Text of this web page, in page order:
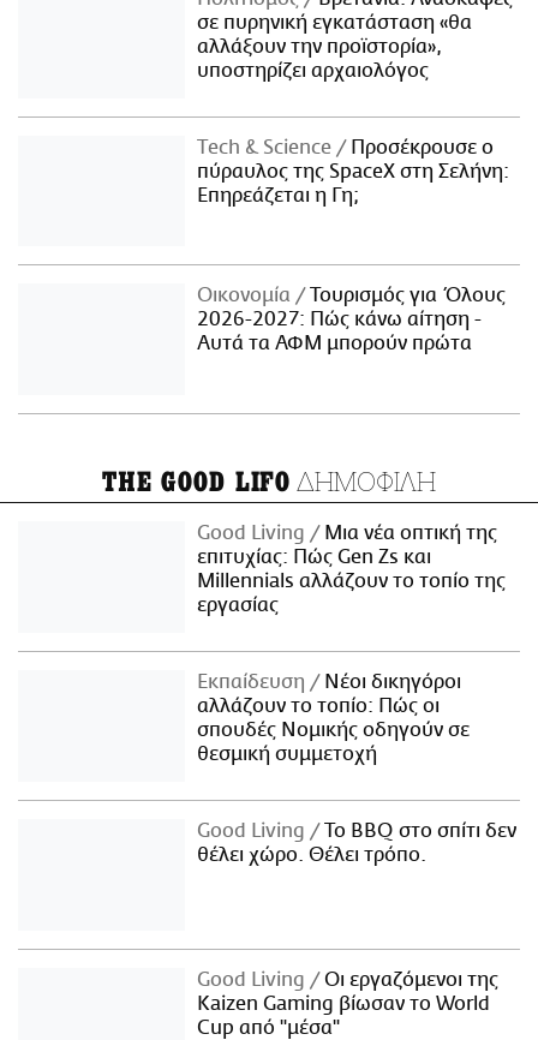
σε πυρηνική εγκατάσταση «θα
αλλάξουν την προϊστορία»,
υποστηρίζει αρχαιολόγος
Τech & Science
Προσέκρουσε ο
πύραυλος της SpaceX στη Σελήνη:
Επηρεάζεται η Γη;
Οικονομία
Τουρισμός για Όλους
2026-2027: Πώς κάνω αίτηση -
Αυτά τα ΑΦΜ μπορούν πρώτα
THE GOOD LIFO ΔΗΜΟΦΙΛΗ
Good Living
Μια νέα οπτική της
επιτυχίας: Πώς Gen Zs και
Millennials αλλάζουν το τοπίο της
εργασίας
Εκπαίδευση
Νέοι δικηγόροι
αλλάζουν το τοπίο: Πώς οι
σπουδές Νομικής οδηγούν σε
θεσμική συμμετοχή
Good Living
Το BBQ στο σπίτι δεν
θέλει χώρο. Θέλει τρόπο.
Good Living
Οι εργαζόμενοι της
Kaizen Gaming βίωσαν το World
Cup από "μέσα"